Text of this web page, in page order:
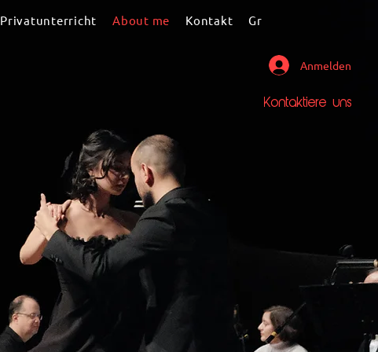
Anmelden
Kontaktiere uns
Privatunterricht About me Kontakt Gruppen